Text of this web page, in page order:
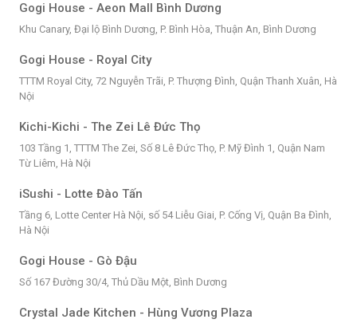
Gogi House - Aeon Mall Bình Dương
Khu Canary, Đại lộ Bình Dương, P. Bình Hòa, Thuận An, Bình Dương
Gogi House - Royal City
TTTM Royal City, 72 Nguyễn Trãi, P. Thượng Đình, Quận Thanh Xuân, Hà
Nội
Kichi-Kichi - The Zei Lê Đức Thọ
103 Tầng 1, TTTM The Zei, Số 8 Lê Đức Thọ, P. Mỹ Đình 1, Quận Nam
Từ Liêm, Hà Nội
iSushi - Lotte Đào Tấn
Tầng 6, Lotte Center Hà Nội, số 54 Liễu Giai, P. Cống Vị, Quận Ba Đình,
Hà Nội
Gogi House - Gò Đậu
Số 167 Đường 30/4, Thủ Dầu Một, Bình Dương
Crystal Jade Kitchen - Hùng Vương Plaza